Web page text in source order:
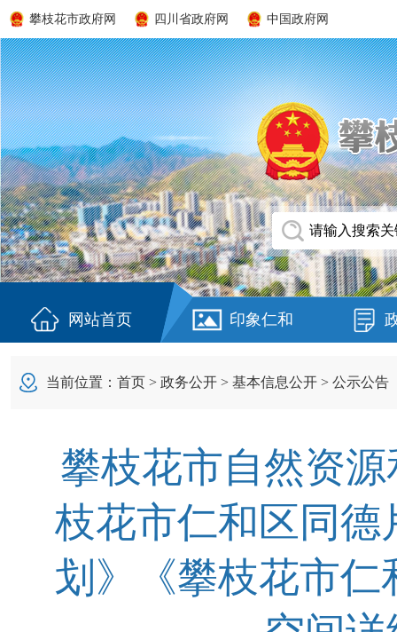
攀枝花市政府网 四川省政府网 中国政府网
网站首页 印象仁和
当前位置： 首页 > 政务公开 > 基本信息公开 > 公示公告
攀枝花市自然资
枝花市仁和区同
划》《攀枝花市